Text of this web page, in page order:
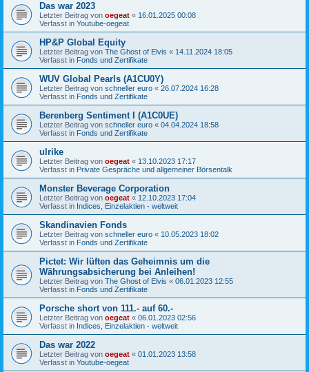
Das war 2023
Letzter Beitrag von oegeat « 16.01.2025 00:08
Verfasst in Youtube-oegeat
HP&P Global Equity
Letzter Beitrag von The Ghost of Elvis « 14.11.2024 18:05
Verfasst in Fonds und Zertifikate
WUV Global Pearls (A1CU0Y)
Letzter Beitrag von schneller euro « 26.07.2024 16:28
Verfasst in Fonds und Zertifikate
Berenberg Sentiment I (A1C0UE)
Letzter Beitrag von schneller euro « 04.04.2024 18:58
Verfasst in Fonds und Zertifikate
ulrike
Letzter Beitrag von oegeat « 13.10.2023 17:17
Verfasst in Private Gespräche und allgemeiner Börsentalk
Monster Beverage Corporation
Letzter Beitrag von oegeat « 12.10.2023 17:04
Verfasst in Indices, Einzelaktien - weltweit
Skandinavien Fonds
Letzter Beitrag von schneller euro « 10.05.2023 18:02
Verfasst in Fonds und Zertifikate
Pictet: Wir lüften das Geheimnis um die
Währungsabsicherung bei Anleihen!
Letzter Beitrag von The Ghost of Elvis « 06.01.2023 12:55
Verfasst in Fonds und Zertifikate
Porsche short von 111.- auf 60.-
Letzter Beitrag von oegeat « 06.01.2023 02:56
Verfasst in Indices, Einzelaktien - weltweit
Das war 2022
Letzter Beitrag von oegeat « 01.01.2023 13:58
Verfasst in Youtube-oegeat